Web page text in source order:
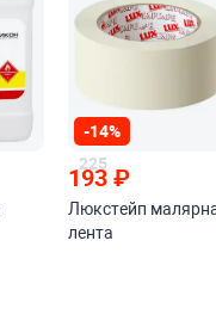
-14%
225
193₽
Люкстейп
лента